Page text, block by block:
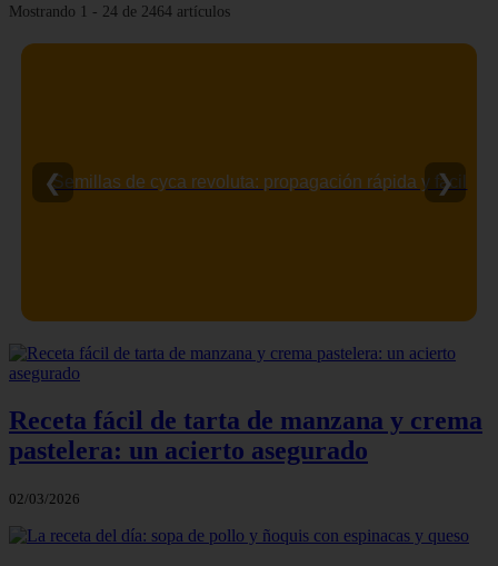
Mostrando 1 - 24 de 2464 artículos
Semillas de cyca revoluta: propagación rápida y fácil
❮ ❯
Receta fácil de tarta de manzana y crema
pastelera: un acierto asegurado
02/03/2026